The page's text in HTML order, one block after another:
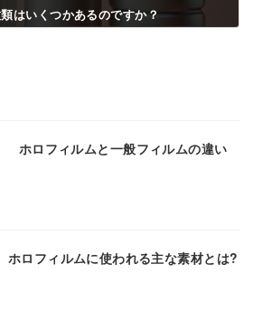
はいくつかあるのですか？
ホロフィルムと一般フィルムの違い
ホロフィルムに使われる主な素材とは?